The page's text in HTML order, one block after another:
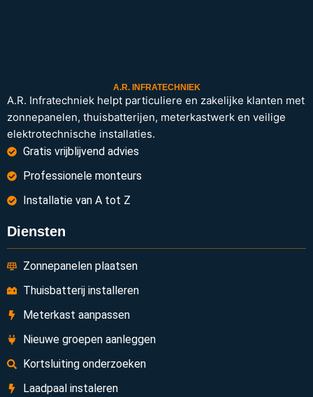
A.R. INFRATECHNIEK
A.R. Infratechniek helpt particuliere en zakelijke klanten met
zonnepanelen, thuisbatterijen, meterkastwerk en veilige
elektrotechnische installaties.
Gratis vrijblijvend advies
Professionele monteurs
Installatie van A tot Z
Diensten
Zonnepanelen plaatsen
Thuisbatterij installeren
Meterkast aanpassen
Nieuwe groepen aanleggen
Kortsluiting onderzoeken
Laadpaal instaleren